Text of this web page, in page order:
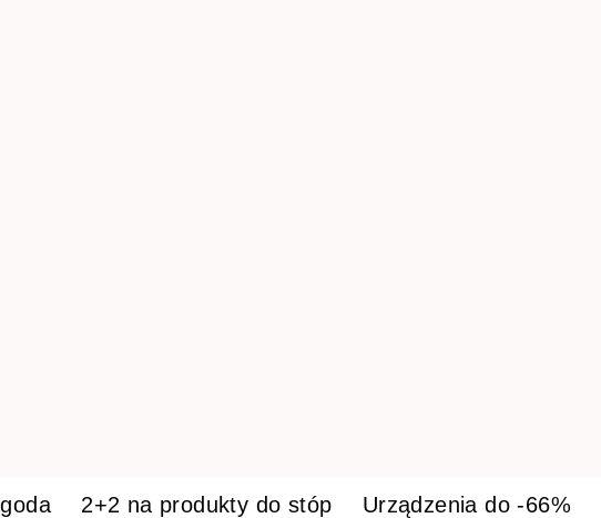
2+2 na produkty do stóp Urządzenia do -66%